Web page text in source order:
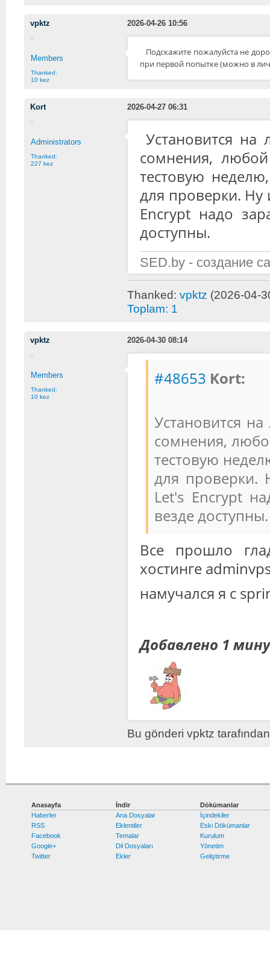
vpktz 2026-04-26 10:56
Members
Thanked:
10 kez
Подскажите пожалуйста не
при первой попытке (можно в
Kort 2026-04-27 06:31
Administrators
Thanked:
227 kez
Установится на
сомнения,
тестовую
для проверки. Ну
Encrypt надо
доступны.
SED.by - создание
Thanked: vpktz (2026-04-
Toplam: 1
vpktz 2026-04-30 08:14
Members
Thanked:
10 kez
#48653 Kort:
Установится
сомнения,
тестовую
для проверки.
Let's Encrypt
везде доступны.
Все прошло
хостинге
намучался я с
Добавлено 1
Bu gönderi vpktz
Anasayfa
Haberler
RSS
Facebook
Google+
Twitter
İndir
Ana Dosyalar
Eklentiler
Temalar
Dil Dosyaları
Ekler
Dökümanlar
İçindekiler
Eski Dökümanlar
Kurulum
Yönetim
Geliştirme